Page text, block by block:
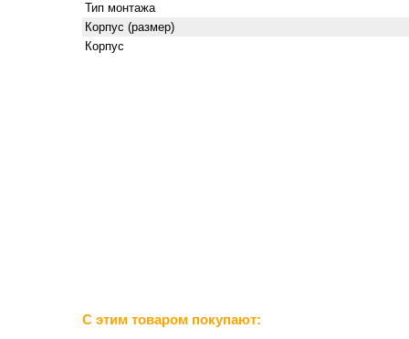
Тип монтажа
Корпус (размер)
Корпус
С этим товаром покупают: